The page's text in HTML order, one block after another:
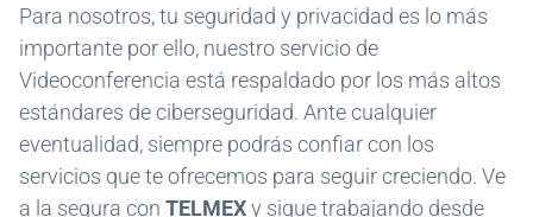
Para nosotros, tu seguridad y privacidad es lo más
importante por ello, nuestro servicio de
Videoconferencia está respaldado por los más altos
estándares de ciberseguridad. Ante cualquier
eventualidad, siempre podrás confiar con los
servicios que te ofrecemos para seguir creciendo. Ve
a la segura con TELMEXy sigue trabajando desde